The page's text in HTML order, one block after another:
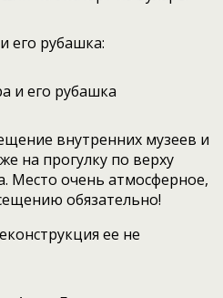
его рубашка:
внутренних музеев и
на прогулку по верху
Место очень атмосферное,
обязательно!
ее не